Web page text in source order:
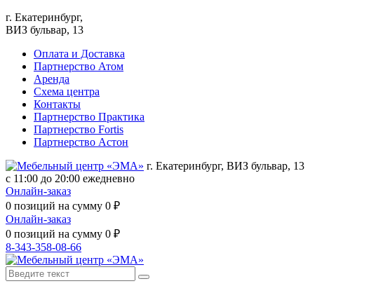
г. Екатеринбург,
ВИЗ бульвар, 13
Оплата и Доставка
Партнерство Атом
Аренда
Схема центра
Контакты
Партнерство Практика
Партнерство Fortis
Партнерство Астон
г. Екатеринбург, ВИЗ бульвар, 13
с 11:00 до 20:00 ежедневно
Онлайн-заказ
0 позиций на сумму 0 ₽
Онлайн-заказ
0 позиций на сумму 0 ₽
8-343-358-08-66